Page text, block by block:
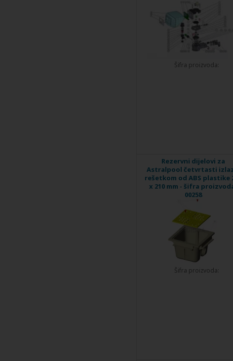
Šifra proizvoda:
Rezervni dijelovi za
Astralpool četvrtasti
rešetkom od ABS plastike
x 210 mm - šifra
00258
Šifra proizvoda: